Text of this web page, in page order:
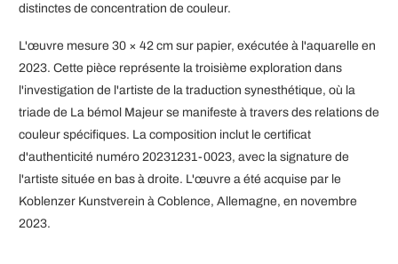
distinctes de concentration de couleur.
L'œuvre mesure 30 × 42 cm sur papier, exécutée à l'aquarelle en
2023. Cette pièce représente la troisième exploration dans
l'investigation de l'artiste de la traduction synesthétique, où la
triade de La bémol Majeur se manifeste à travers des relations de
couleur spécifiques. La composition inclut le certificat
d'authenticité numéro 20231231-0023, avec la signature de
l'artiste située en bas à droite. L'œuvre a été acquise par le
Koblenzer Kunstverein à Coblence, Allemagne, en novembre
2023.